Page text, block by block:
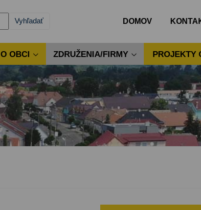
DOMOV
O OBCI ZDRUŽENIA/FIRMY PROJEKTY